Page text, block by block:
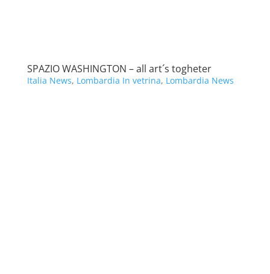
SPAZIO WASHINGTON – all art´s togheter
Italia News, Lombardia In vetrina, Lombardia News